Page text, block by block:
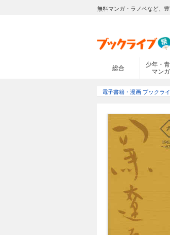
無料マンガ・ラノベなど、
総合
少年・
マンガ
電子書籍・漫画 ブックラ